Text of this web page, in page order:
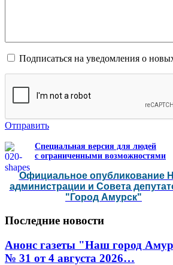
Подписаться на уведомления о
Отправить
Специальная версия для людей
с ограниченными возможностями
Официальное опубликование
администрации и Совета
"Город Амурск"
Последние новости
Анонс газеты "Наш город
№ 31 от 4 августа 2026…